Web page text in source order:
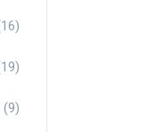
(9)